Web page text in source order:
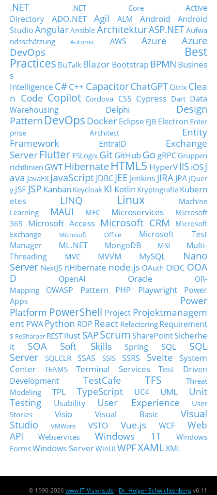
.NET .NET Core
Active
Directory
ADO.NET Agil ALM Android
Android
StudioAngularAnsible ArchitekturASP.NETAufwa
ndsschätzung
Automic AWS Azure
Azure
DevOps
Best
Practices BizTalk Blazor Bootstrap BPMN Busines
s
Intelligence C#C++ CapacitorChatGPT Citrix Clea
n Code Copilot Cordova CSS Cypress Dart Data
Warehousing
Delphi
Design
Pattern DevOps DockerEclipse EJB Electron Enter
prise Architect
Entity
Framework
EntraID
Exchange
Server Flutter FSLogix Git GitHubGo gRPC Gruppen
richtlinien GWT HibernateHTML5 HyperVIIS iOSJ
ava JavaFX JavaScript JDBC JEE Jenkins JIRA JPA jQuer
y JSF JSP Kanban Keycloak KI Kotlin Kryptografie Kubern
etes
LINQ Linux
Machine
Learning
MAUI MFC Microservices
Microsoft
365
Microsoft Access Microsoft CRM
Microsoft
Exchange
Microsoft Office
Microsoft Test
Manager
ML.NET MongoDB MSI
Multi-
Threading
MVC MVVM MySQL
Nano
Server NextJS nHibernate node.js OAuth OIDC OOA
D
OpenAI Oracle
OR-
Mapping
OWASP Pattern PHP Playwright
Power
Apps
Power
Platform PowerShell Project Projektmanagem
ent PWA Python RDP React Refactoring Requirement
s ReSharper RESTRust SAPScrum SharePointSicherhe
it
SOA Soft Skills Spring SQL
SQL
Server
SQLCLR SSAS SSIS SSRS Svelte
System
Center
TEAMS Terminal Services
Test Driven
Development
TestCafe TFS
Threat
Modeling
TPL TypeScript UC4 UML
Unit
Testing
Usability User Experience
User
Stories
Visio Visual Basic
Visual
Studio
VMWare VSTO Vue.js WCF
Web
API
Webservices Windows 11
Windows
FormsWindows ServerWinUI WPFXAMLXML
© 1996-2026www.IT-Visions.de - Dr. Holger Schwichtenbergv6.11